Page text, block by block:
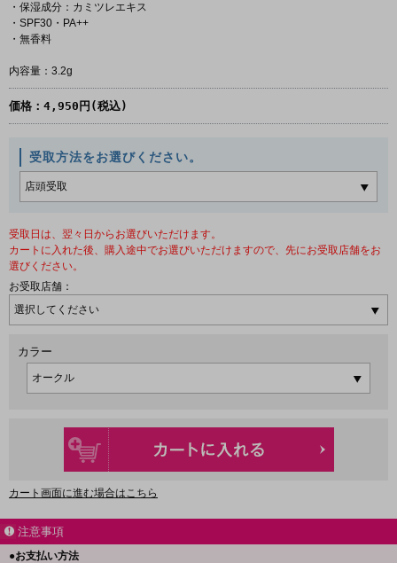
・保湿成分：カミツレエキス
・SPF30・PA++
・無香料
内容量：3.2g
価格： 4,950円(税込)
受取方法をお選びください。
受取日は、翌々日からお選びいただけます。
カートに入れた後、購入途中でお選びいただけますので、先にお受取店舗をお
選びください。
お受取店舗：
カラー
カート画面に進む場合はこちら
注意事項
●お支払い方法